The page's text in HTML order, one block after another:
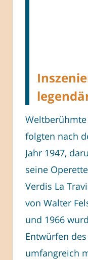
folgten nach
Jahr 1947,
seine
Verdis La
von Walter
und 1966
Entwürfen
umfangreich